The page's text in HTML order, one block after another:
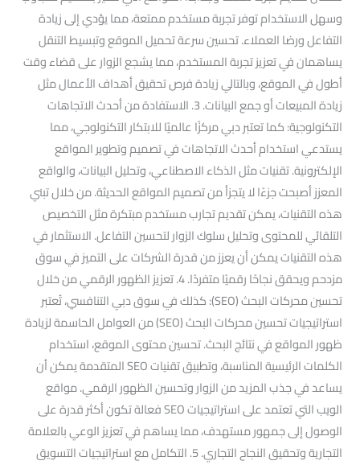
وسهل الاستخدام توفر تجربة مستخدم ممتعة، مما يؤدي إلى زيادة
التفاعل ورضا العملاء. تحسين سرعة تحميل الموقع وتبسيط التنقل
يساهمان في تعزيز تجربة المستخدم، مما يشجع الزوار على قضاء وقت
أطول في الموقع، وبالتالي زيادة فرص تحقيق أهداف الأعمال مثل
زيادة المبيعات أو جمع البيانات. 3. الاستفادة من أحدث الاتجاهات
التكنولوجية: كما تعتبر دبي مركزًا عالميًا للابتكار التكنولوجي، مما
يستدعي استخدام أحدث الاتجاهات في تصميم وتطوير المواقع
الإلكترونية. تقنيات مثل الذكاء الاصطناعي، وتحليل البيانات، والواقع
المعزز أصبحت جزءًا لا يتجزأ من تصميم المواقع الحديثة. من خلال تبني
هذه التقنيات، يمكن تقديم تجارب مستخدم مبتكرة مثل التخصيص
التلقائي للمحتوى وتحليل سلوك الزوار لتحسين التفاعل. الاستثمار في
هذه التقنيات يمكن أن يعزز من قدرة الشركات على التميز في سوق
مزدحم ويحقق نجاحًا رقميًا متفردًا. 4. تعزيز الظهور الرقمي من خلال
تحسين محركات البحث (SEO): كذلك في سوق دبي التنافسي، تُعتبر
استراتيجيات تحسين محركات البحث (SEO) من العوامل الحاسمة لزيادة
ظهور المواقع في نتائج البحث. تحسين محتوى الموقع، استخدام
الكلمات الرئيسية المناسبة، وتطبيق تقنيات SEO المتقدمة يمكن أن
يساعد في جذب المزيد من الزوار وتحسين الظهور الرقمي. مواقع
الويب التي تعتمد على استراتيجيات SEO فعالة تكون أكثر قدرة على
الوصول إلى جمهور مستهدف، مما يساهم في تعزيز الوعي بالعلامة
التجارية وتحقيق النجاح التجاري. 5. التكامل مع استراتيجيات التسويق